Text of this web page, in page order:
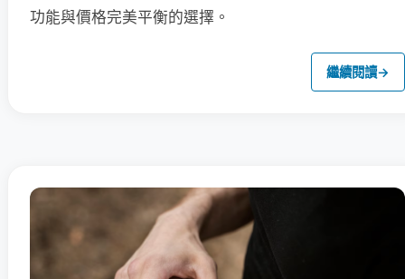
功能與價格完美平衡的選擇。
繼續閱讀→